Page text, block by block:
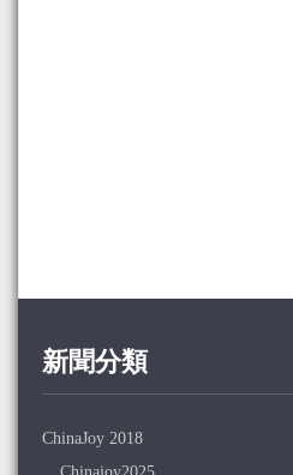
新聞分類
ChinaJoy 2018